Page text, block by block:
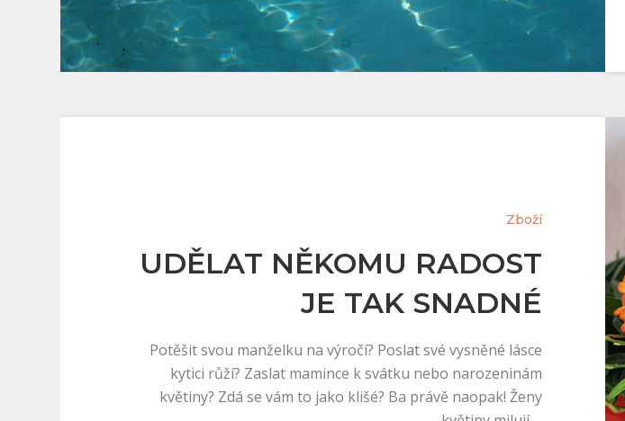
Zboží
UDĚLAT NĚKOMU RADOST
JE TAK SNADNÉ
Potěšit svou manželku na výročí? Poslat své vysněné lásce
kytici růží? Zaslat mamince k svátku nebo narozeninám
květiny? Zdá se vám to jako klišé? Ba právě naopak! Ženy